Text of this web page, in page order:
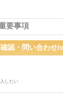
要事項
したい